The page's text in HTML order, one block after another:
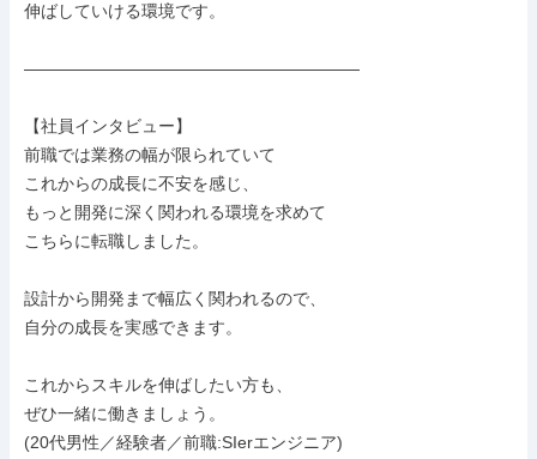
伸ばしていける環境です。
――――――――――――――――――――
【社員インタビュー】
前職では業務の幅が限られていて
これからの成長に不安を感じ、
もっと開発に深く関われる環境を求めて
こちらに転職しました。
設計から開発まで幅広く関われるので、
自分の成長を実感できます。
これからスキルを伸ばしたい方も、
ぜひ一緒に働きましょう。
(20代男性／経験者／前職:SIerエンジニア)